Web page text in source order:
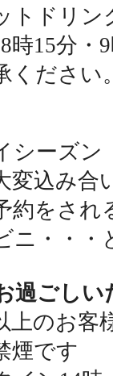
トドリン
時15分・
ください。
シーズン
変込み合
約をされ
ニ・・・
過ごしい
のお客
煙です